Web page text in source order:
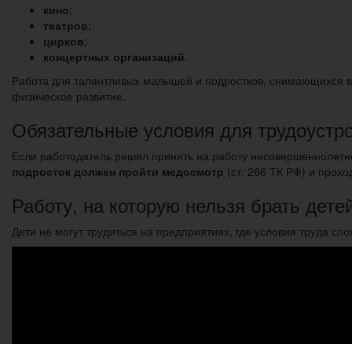
кино;
театров;
цирков;
концертных организаций
Работа для талантливых малышей и подростков, снимающихся
физическое развитие.
Обязательные условия для
Если работодатель решил принять на работу
подросток должен пройти медосмотр (ст. 266 ТК РФ) и
Работу, на которую нельзя брать
Дети не могут трудиться на предприятиях, где условия труда